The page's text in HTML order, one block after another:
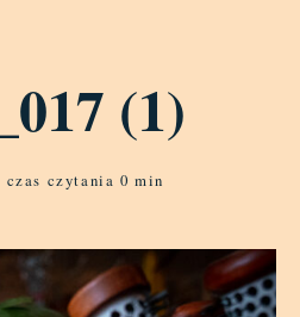
(1)
czas czytania 0 min